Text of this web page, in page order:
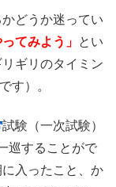
どうか迷ってい
てみよう」 とい
ギリのタイミン
す）。
試験（一次試験）
巡することがで
入ったこと、か